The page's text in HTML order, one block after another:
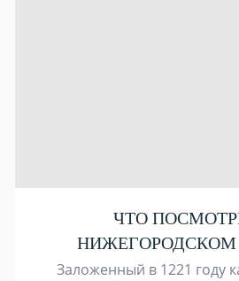
ЧТО
НИЖЕГОРОДСКОМ
Заложенный в 1221 году